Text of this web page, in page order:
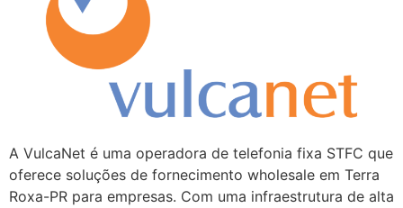
A VulcaNet é uma operadora de telefonia fixa STFC que
oferece soluções de fornecimento wholesale em Terra
Roxa-PR para empresas. Com uma infraestrutura de alta